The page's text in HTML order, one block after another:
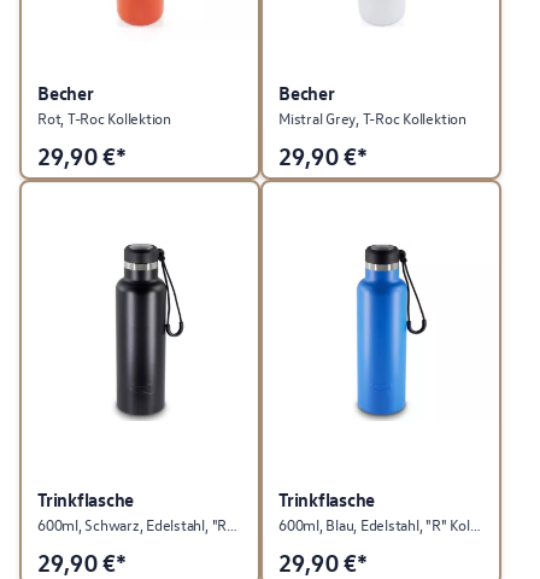
Becher
Rot, T-Roc Kollektion
29,90€*
Becher
Mistral Grey, T-Roc Kollektion
29,90€*
Trinkflasche
600ml, Schwarz, Edelstahl, "R" Kollektion
29,90€*
Trinkflasche
600ml, Blau, Edelstahl, "R" Kollektion
29,90€*